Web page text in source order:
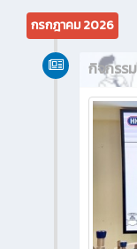
กรกฎาคม 2026
กิจกรร